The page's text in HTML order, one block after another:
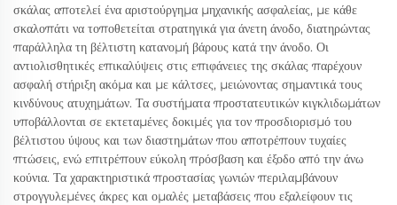
σκάλας αποτελεί ένα αριστούργημα μηχανικής ασφαλείας, με κάθε
σκαλοπάτι να τοποθετείται στρατηγικά για άνετη άνοδο, διατηρώντας
παράλληλα τη βέλτιστη κατανομή βάρους κατά την άνοδο. Οι
αντιολισθητικές επικαλύψεις στις επιφάνειες της σκάλας παρέχουν
ασφαλή στήριξη ακόμα και με κάλτσες, μειώνοντας σημαντικά τους
κινδύνους ατυχημάτων. Τα συστήματα προστατευτικών κιγκλιδωμάτων
υποβάλλονται σε εκτεταμένες δοκιμές για τον προσδιορισμό του
βέλτιστου ύψους και των διαστημάτων που αποτρέπουν τυχαίες
πτώσεις, ενώ επιτρέπουν εύκολη πρόσβαση και έξοδο από την άνω
κούνια. Τα χαρακτηριστικά προστασίας γωνιών περιλαμβάνουν
στρογγυλεμένες άκρες και ομαλές μεταβάσεις που εξαλείφουν τις